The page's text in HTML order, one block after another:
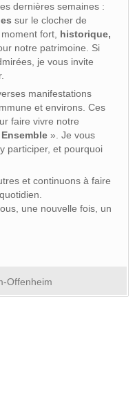
dernières semaines :
sur le clocher de
fort, historique,
notre patrimoine. Si
je vous invite
manifestations
et environs. Ces
faire vivre notre
». Je vous
participer, et pourquoi
et continuons à faire
une nouvelle fois, un
Offenheim